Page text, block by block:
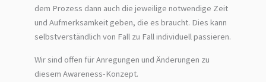
dem Prozess dann auch die jeweilige notwendige Zeit
und Aufmerksamkeit geben, die es braucht. Dies kann
selbstverständlich von Fall zu Fall individuell passieren.
Wir sind offen für Anregungen und Änderungen zu
diesem Awareness-Konzept.